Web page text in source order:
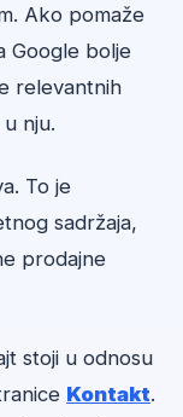
Ako pomaže
Google bolje
relevantnih
nju.
To je
sadržaja,
prodajne
stoji u odnosu
Kontakt.